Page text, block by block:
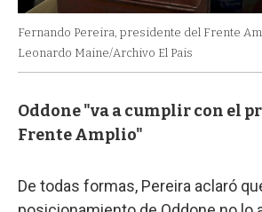
Fernando Pereira, presidente del Frente
Leonardo Maine/Archivo El Pais
Oddone "va a cumplir con el
Frente Amplio"
De todas formas, Pereira aclaró